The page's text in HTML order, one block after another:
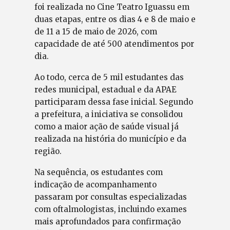
foi realizada no Cine Teatro Iguassu em
duas etapas, entre os dias 4 e 8 de maio e
de 11 a 15 de maio de 2026, com
capacidade de até 500 atendimentos por
dia.
Ao todo, cerca de 5 mil estudantes das
redes municipal, estadual e da APAE
participaram dessa fase inicial. Segundo
a prefeitura, a iniciativa se consolidou
como a maior ação de saúde visual já
realizada na história do município e da
região.
Na sequência, os estudantes com
indicação de acompanhamento
passaram por consultas especializadas
com oftalmologistas, incluindo exames
mais aprofundados para confirmação